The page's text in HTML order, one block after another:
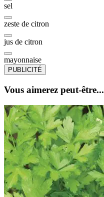
sel
zeste de citron
jus de citron
mayonnaise
PUBLICITÉ
Vous aimerez peut-être...